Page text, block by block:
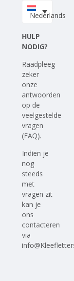
Upload je
Nederlands
HULP
NODIG?
Raadpleeg
zeker
onze
antwoorden
op de
veelgestelde
vragen
(FAQ).
Indien je
nog
steeds
met
vragen zit
kan je
ons
contacteren
via